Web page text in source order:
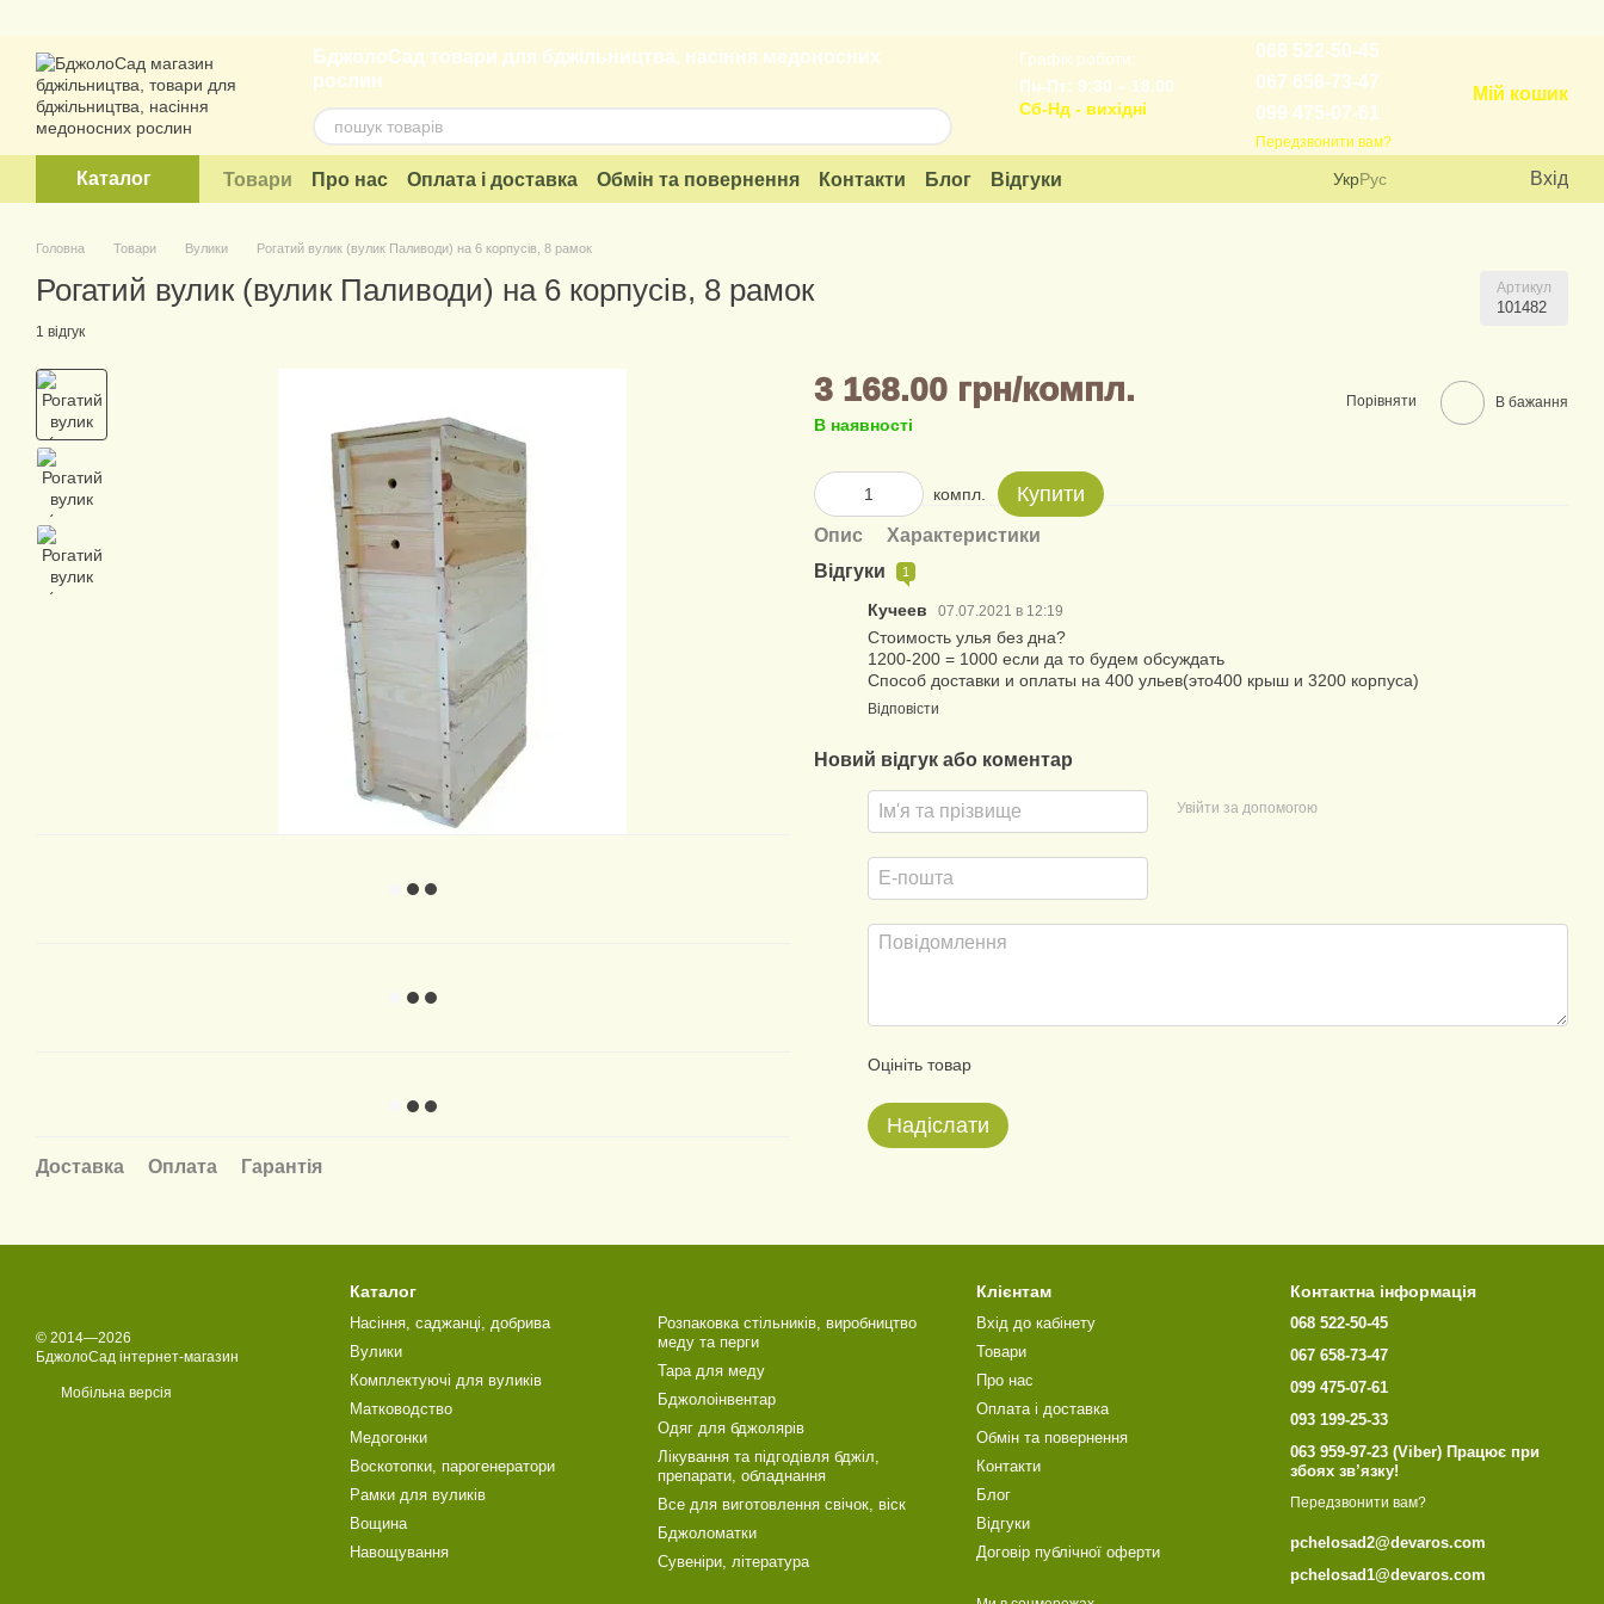
БджолоСад товари для бджільництва, насіння медоносних
рослин
Графік роботи:
Пн-Пт: 9:30 – 18.00
Сб-Нд - вихідні
068 522-50-45
067 658-73-47
099 475-07-61
Передзвонити вам?
Мій кошик
Каталог Товари Про нас Оплата і доставка Обмін та повернення Контакти Блог
Відгуки
Договір публічної оферти
УкрРус Вхід
Головна Товари Вулики Рогатий вулик (вулик Паливоди) на 6 корпусів, 8 рамок
Рогатий вулик (вулик Паливоди) на 6 корпусів, 8 рамок Артикул
101482
1 відгук
Доставка Оплата Гарантія
3 168.00 грн/компл.
В наявності
Порівняти В бажання
компл. Купити
Опис
Характеристики
Відгуки
1
Кучеев 07.07.2021 в 12:19
Стоимость улья без дна?
1200-200 = 1000 если да то будем обсуждать
Способ доставки и оплаты на 400 ульев(это400 крыш и 3200 корпуса)
Відповісти
Новий відгук або коментар
Увійти за допомогою
Оцініть товар
Надіслати
© 2014—2026
БджолоСад інтернет-магазин
Мобільна версія
Каталог
Насіння, саджанці, добрива
Вулики
Комплектуючі для вуликів
Матководство
Медогонки
Воскотопки, парогенератори
Рамки для вуликів
Вощина
Навощування
Розпаковка стільників, виробництво
меду та перги
Тара для меду
Бджолоінвентар
Одяг для бджолярів
Лікування та підгодівля бджіл,
препарати, обладнання
Все для виготовлення свічок, віск
Бджоломатки
Сувеніри, література
Клієнтам
Вхід до кабінету
Товари
Про нас
Оплата і доставка
Обмін та повернення
Контакти
Блог
Відгуки
Договір публічної оферти
Контактна інформація
068 522-50-45
067 658-73-47
099 475-07-61
093 199-25-33
063 959-97-23 (Viber) Працює при
збоях зв’язку!
Передзвонити вам?
pchelosad2@devaros.com
pchelosad1@devaros.com